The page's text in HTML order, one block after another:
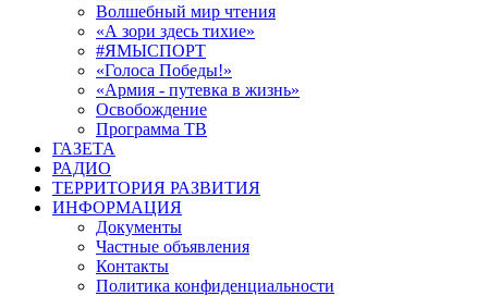
Волшебный мир чтения
«А зори здесь тихие»
#ЯМЫСПОРТ
«Голоса Победы!»
«Армия - путевка в жизнь»
Освобождение
Программа ТВ
ГАЗЕТА
РАДИО
ТЕРРИТОРИЯ РАЗВИТИЯ
ИНФОРМАЦИЯ
Документы
Частные объявления
Контакты
Политика конфиденциальности